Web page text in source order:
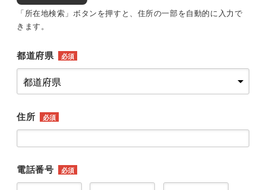
「所在地検索」ボタンを押すと、住所の一部を自動的に入力で
きます。
都道府県 必須
住所 必須
電話番号 必須